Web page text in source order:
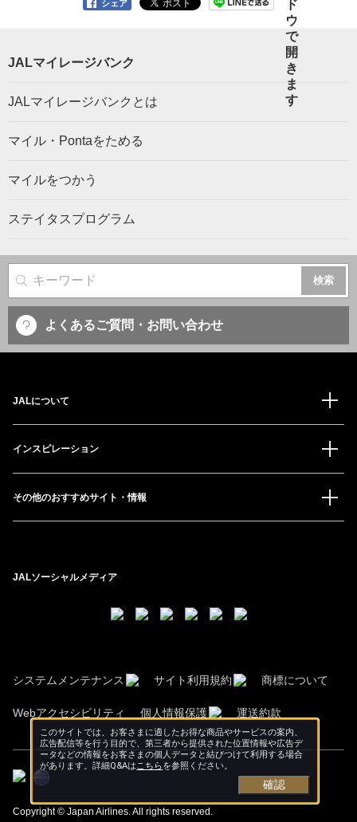
シェア
JALマイレージバンク
JALマイレージバンクとは
マイル・Pontaをためる
マイルをつかう
ステイタスプログラム
サイト内検索
よくあるご質問・お問い合わせ
JALについて
インスピレーション
その他のおすすめサイト・情報
JALソーシャルメディア
システムメンテナンス サイト利用規約 商標について
Webアクセシビリティ 個人情報保護 運送約款
Copyright © Japan Airlines. All rights reserved.
このサイトでは、お客さまに適したお得な商品やサービスの案内、
広告配信等を行う目的で、第三者から提供された位置情報や広告デ
ータなどの情報をお客さまの個人データと結びつけて利用する場合
があります。詳細Q&Aはこちらを参照ください。
確認